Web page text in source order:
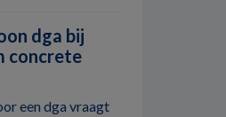
dga bij
concrete
een dga vraagt